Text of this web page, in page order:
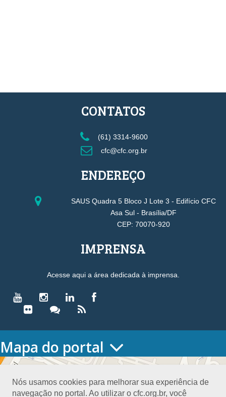
Nós usamos cookies para melhorar sua experiência de
navegação no portal. Ao utilizar o cfc.org.br, você
CONTATOS
(61) 3314-9600
cfc@cfc.org.br
ENDEREÇO
SAUS Quadra 5 Bloco J Lote 3 - Edifício CFC
Asa Sul - Brasília/DF
CEP: 70070-920
IMPRENSA
Acesse aqui a área dedicada à imprensa.
Mapa do portal
HOME
Conselho Diretor